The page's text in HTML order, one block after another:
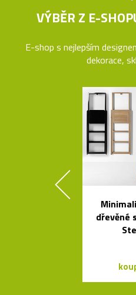
VÝBĚR Z E-
E-shop s nejlepším
dekorace,
dřevěné